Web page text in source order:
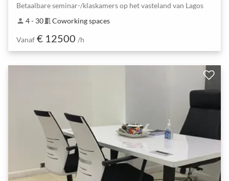
Betaalbare seminar-/klaskamers op het vasteland van Lagos
person 4 - 30meeting_room Coworking spaces
Vanaf € 12500 /h